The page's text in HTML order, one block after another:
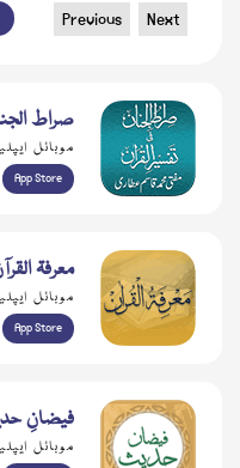
Previous Next
صراط
موبائل
App Store
معرفۃ
موبائل
App Store
فیضانِ
موبائل